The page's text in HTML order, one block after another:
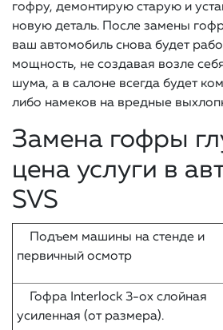
гофру, демонтирую старую и
новую деталь. После замены
ваш автомобиль снова будет
мощность, не создавая возле
шума, а в салоне всегда будет
либо намеков на вредные
Замена гофры
цена услуги в
SVS
Подъем машины на стенде и
первичный осмотр
Гофра Interlock 3-ох слойная
усиленная (от размера).